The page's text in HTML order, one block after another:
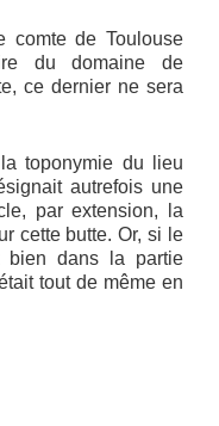
comte de Toulouse
du domaine de
ce dernier ne sera
toponymie du lieu
autrefois une
par extension, la
cette butte. Or, si le
bien dans la partie
tout de même en